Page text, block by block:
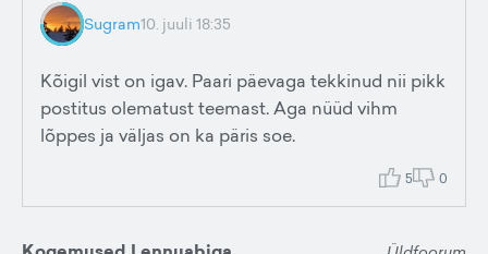
Sugram10. juuli 18:35
Kõigil vist on igav. Paari päevaga tekkinud nii pikk
postitus olematust teemast. Aga nüüd vihm
lõppes ja väljas on ka päris soe.
5 0